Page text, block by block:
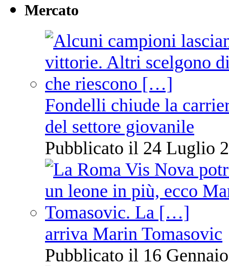
Mercato
Fondelli chiude la
del settore giovanile
Pubblicato il 24 Luglio
arriva Marin Tomasovic
Pubblicato il 16